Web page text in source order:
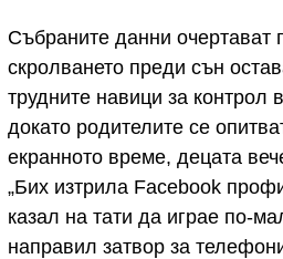
Събраните данни очертават
скролването преди сън
трудните навици за контрол
докато родителите се
екранното време, децата
„Бих изтрила Facebook
казал на тати да играе по-
направил затвор за